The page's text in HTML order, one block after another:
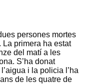
persones mortes
La primera ha estat
del matí a les
S’ha donat
i la policia l’ha
de les quatre de